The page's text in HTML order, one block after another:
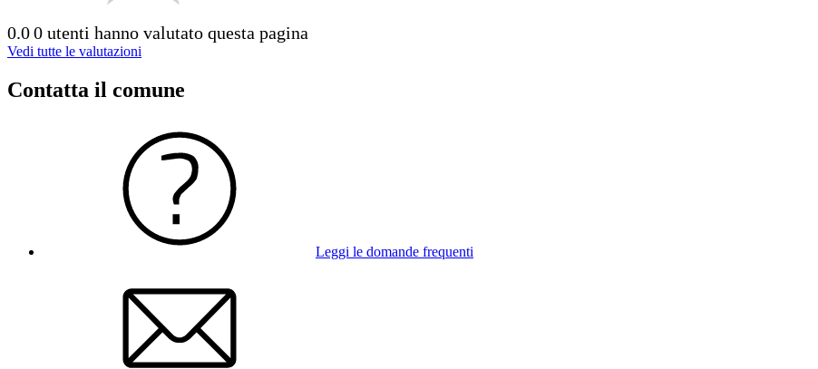
0.00 utenti hanno valutato questa pagina
Vedi tutte le valutazioni
Contatta il comune
Leggi le domande frequenti